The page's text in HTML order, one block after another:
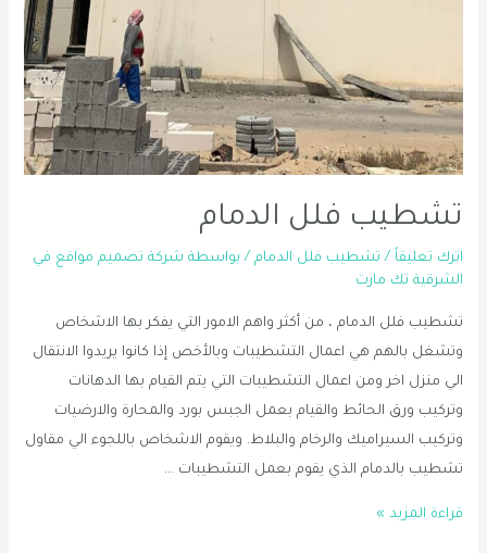
تشطيب فلل الدمام
اترك تعليقاً / تشطيب فلل الدمام / بواسطة شركة تصميم مواقع في
الشرقية تك مارت
تشطيب فلل الدمام ، من أكثر واهم الامور التي يفكر بها الاشخاص
وتشغل بالهم هي اعمال التشطيبات وبالأخص إذا كانوا يريدوا الانتقال
الي منزل اخر ومن اعمال التشطيبات التي يتم القيام بها الدهانات
وتركيب ورق الحائط والقيام بعمل الجبس بورد والمحارة والارضيات
وتركيب السيراميك والرخام والبلاط. ويقوم الاشخاص باللجوء الي مقاول
تشطيب بالدمام الذي يقوم بعمل التشطيبات …
تشطيب
قراءة المزيد »